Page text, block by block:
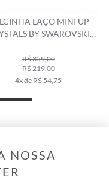
RETA MIDI
BY SWAROVSKI
R$ 389,00
7x de R$ 55,57
NOSSA